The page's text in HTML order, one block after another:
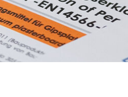
Fundamenty
śrubowe